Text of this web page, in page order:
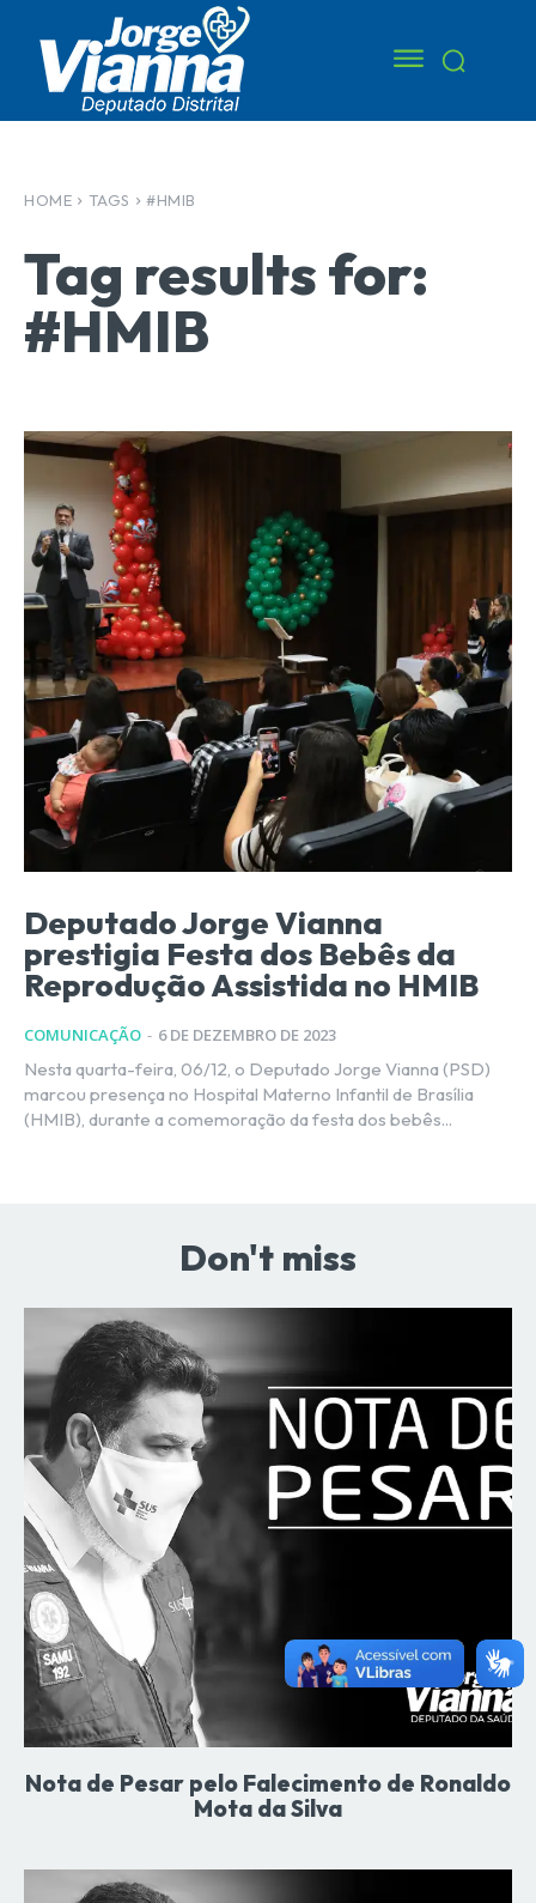
HOME TAGS #HMIB
Tag results for:
#HMIB
Deputado Jorge Vianna
prestigia Festa dos Bebês da
Reprodução Assistida no HMIB
COMUNICAÇÃO - 6 DE DEZEMBRO DE 2023
Nesta quarta-feira, 06/12, o Deputado Jorge Vianna (PSD)
marcou presença no Hospital Materno Infantil de Brasília
(HMIB), durante a comemoração da festa dos bebês...
Don't miss
Nota de Pesar pelo Falecimento de Ronaldo
Mota da Silva